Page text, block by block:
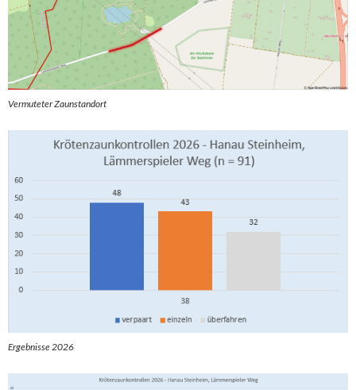
Vermuteter Zaunstandort
Ergebnisse 2026